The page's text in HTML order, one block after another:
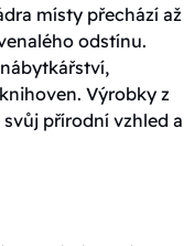
místy přechází až
odstínu.
Výrobky z
přírodní vzhled a